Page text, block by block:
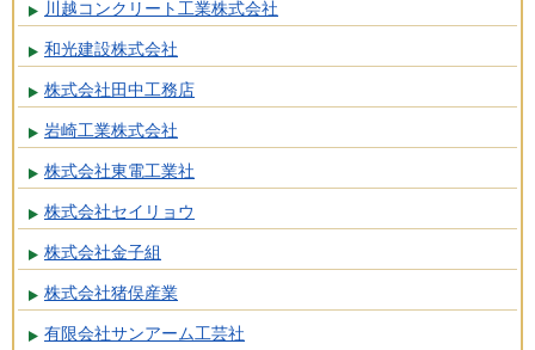
川越コンクリート工業株式会社
和光建設株式会社
株式会社田中工務店
岩崎工業株式会社
株式会社東電工業社
株式会社セイリョウ
株式会社金子組
株式会社猪俣産業
有限会社サンアーム工芸社